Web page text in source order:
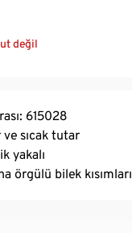
değil
615028
sıcak tutar
yakalı
örgülü bilek kısımları